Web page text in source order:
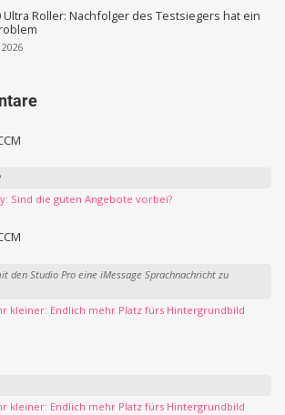
Ultra Roller: Nachfolger des Testsiegers hat ein
Sind die guten Angebote vorbei?
den Studio Pro eine iMessage Sprachnachricht zu
kleiner: Endlich mehr Platz fürs Hintergrundbild
kleiner: Endlich mehr Platz fürs Hintergrundbild